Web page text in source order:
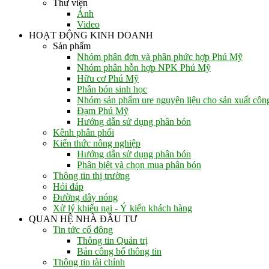
Thư viện
Ảnh
Video
HOẠT ĐỘNG KINH DOANH
Sản phẩm
Nhóm phân đơn và phân phức hợp Phú Mỹ
Nhóm phân hỗn hợp NPK Phú Mỹ
Hữu cơ Phú Mỹ
Phân bón sinh học
Nhóm sản phẩm ure nguyên liệu cho sản xuất
Đạm Phú Mỹ
Hướng dẫn sử dụng phân bón
Kênh phân phối
Kiến thức nông nghiệp
Hướng dẫn sử dụng phân bón
Phân biệt và chọn mua phân bón
Thông tin thị trường
Hỏi đáp
Đường dây nóng
Xử lý khiếu nại - Ý kiến khách hàng
QUAN HỆ NHÀ ĐẦU TƯ
Tin tức cổ đông
Thông tin Quản trị
Bản công bố thông tin
Thông tin tài chính